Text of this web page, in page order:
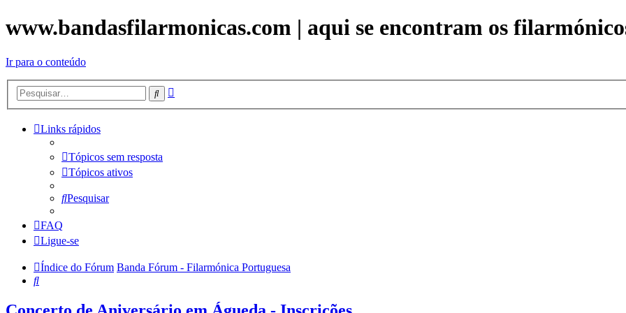
www.bandasfilarmonicas.com | aqui se encontram os
Ir para o conteúdo
Pesquisar
Links rápidos
Tópicos sem resposta
Tópicos ativos
Pesquisar
FAQ
Ligue-se
Índice do Fórum Banda Fórum - Filarmónica Portuguesa
Pesquisar